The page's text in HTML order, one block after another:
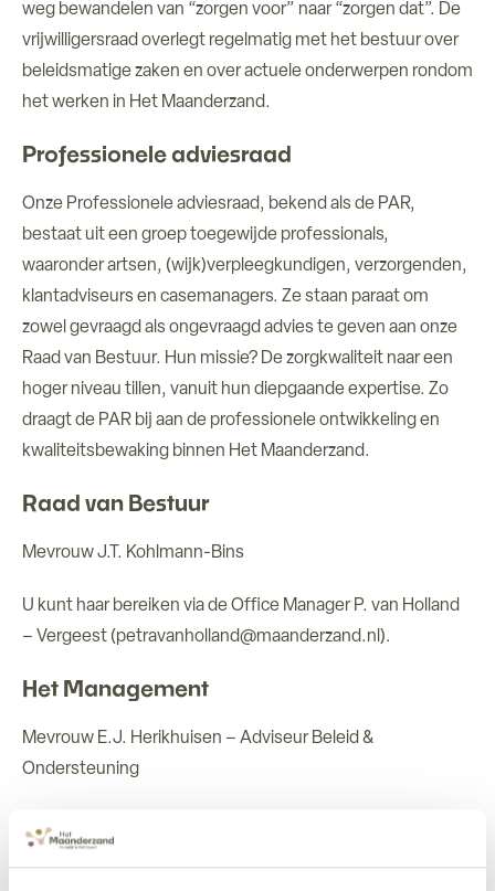
weg bewandelen van “zorgen voor” naar “zorgen dat”. De
vrijwilligersraad overlegt regelmatig met het bestuur over
beleidsmatige zaken en over actuele onderwerpen rondom
het werken in Het Maanderzand.
Professionele adviesraad
Onze Professionele adviesraad, bekend als de PAR,
bestaat uit een groep toegewijde professionals,
waaronder artsen, (wijk)verpleegkundigen, verzorgenden,
klantadviseurs en casemanagers. Ze staan paraat om
zowel gevraagd als ongevraagd advies te geven aan onze
Raad van Bestuur. Hun missie? De zorgkwaliteit naar een
hoger niveau tillen, vanuit hun diepgaande expertise. Zo
draagt de PAR bij aan de professionele ontwikkeling en
kwaliteitsbewaking binnen Het Maanderzand.
Raad van Bestuur
Mevrouw J.T. Kohlmann-Bins
U kunt haar bereiken via de Office Manager P. van Holland
– Vergeest (petravanholland@maanderzand.nl).
Het Management
Mevrouw E.J. Herikhuisen – Adviseur Beleid &
Ondersteuning
Organisatie